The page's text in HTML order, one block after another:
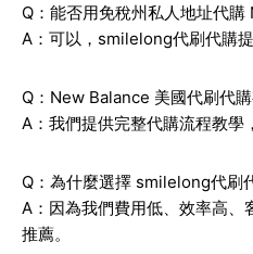
Q：能否用免稅州私人地址代購
A：可以，smilelong代刷代購
Q：New Balance 美國代刷代
A：我們提供完整代購流程教學
Q：為什麼選擇 smilelong代刷
A：因為我們費用低、效率高、
推薦。